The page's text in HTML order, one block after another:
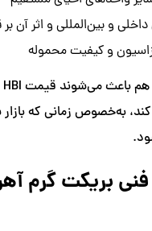
و بین‌المللی و اثر آن
و کیفیت محموله
به‌خصوص زمانی که
بریکت گرم